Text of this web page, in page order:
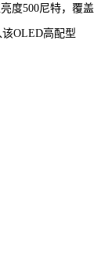
度500尼特，覆盖
OLED高配型